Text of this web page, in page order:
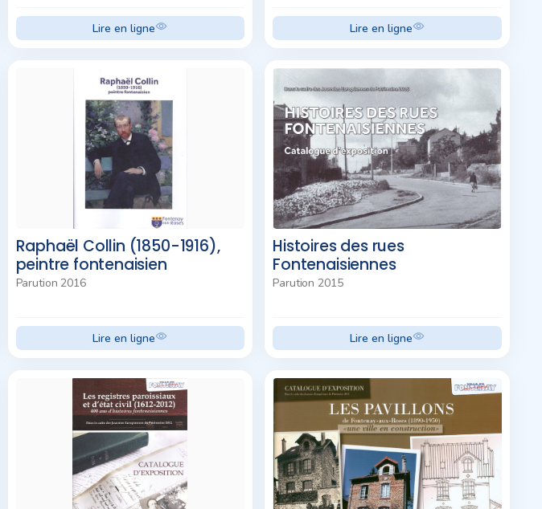
Lire en ligne Lire en ligne
Raphaël Collin (1850-1916),
peintre fontenaisien
Parution 2016
Lire en ligne
Histoires des rues
Fontenaisiennes
Parution 2015
Lire en ligne